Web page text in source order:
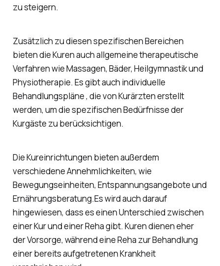
zu steigern.
Zusätzlich zu diesen spezifischen Bereichen
bieten die Kuren auch allgemeine therapeutische
Verfahren wie Massagen, Bäder, Heilgymnastik und
Physiotherapie. Es gibt auch individuelle
Behandlungspläne , die von Kurärzten erstellt
werden, um die spezifischen Bedürfnisse der
Kurgäste zu berücksichtigen.
Die Kureinrichtungen bieten außerdem
verschiedene Annehmlichkeiten, wie
Bewegungseinheiten, Entspannungsangebote und
Ernährungsberatung.Es wird auch darauf
hingewiesen, dass es einen Unterschied zwischen
einer Kur und einer Reha gibt. Kuren dienen eher
der Vorsorge, während eine Reha zur Behandlung
einer bereits aufgetretenen Krankheit